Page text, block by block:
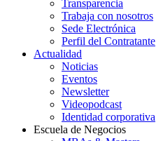
Transparencia
Trabaja con nosotros
Sede Electrónica
Perfil del Contratante
Actualidad
Noticias
Eventos
Newsletter
Videopodcast
Identidad corporativa
Escuela de Negocios